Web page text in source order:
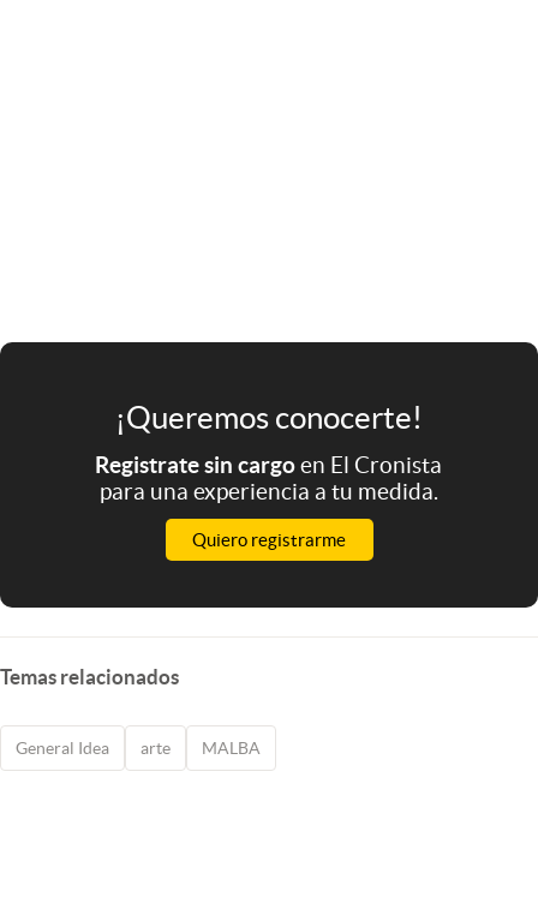
¡Queremos conocerte!
Registrate sin cargoen El Cronista
para una experiencia a tu medida.
Quiero registrarme
Temas relacionados
General Idea arte MALBA